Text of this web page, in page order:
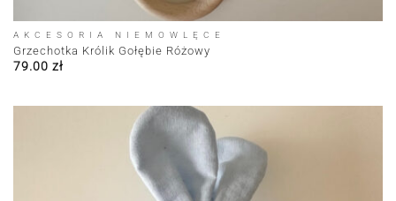
AKCESORIA NIEMOWLĘCE
Grzechotka Królik Gołębie Różowy
79.00 zł